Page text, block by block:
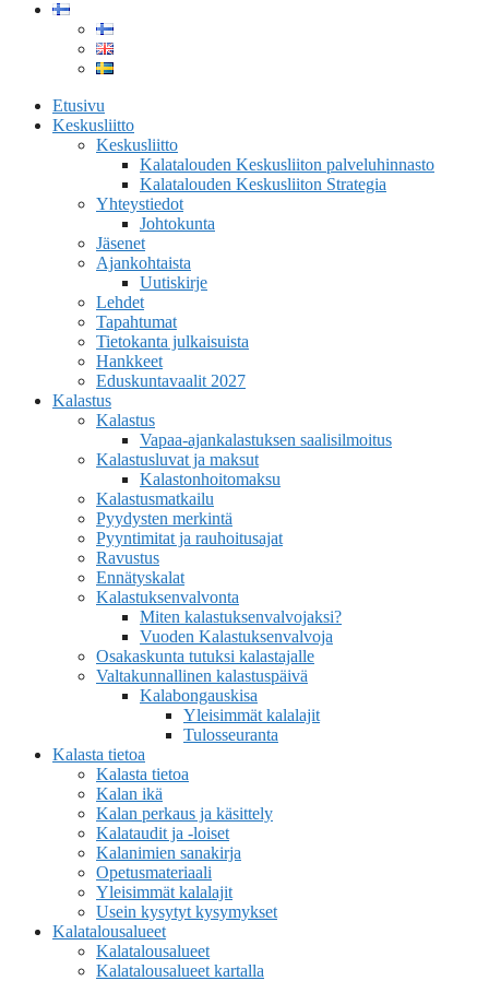
Etusivu
Keskusliitto
Keskusliitto
Kalatalouden Keskusliiton palveluhinnasto
Kalatalouden Keskusliiton Strategia
Yhteystiedot
Johtokunta
Jäsenet
Ajankohtaista
Uutiskirje
Lehdet
Tapahtumat
Tietokanta julkaisuista
Hankkeet
Eduskuntavaalit 2027
Kalastus
Kalastus
Vapaa-ajankalastuksen saalisilmoitus
Kalastusluvat ja maksut
Kalastonhoitomaksu
Kalastusmatkailu
Pyydysten merkintä
Pyyntimitat ja rauhoitusajat
Ravustus
Ennätyskalat
Kalastuksenvalvonta
Miten kalastuksenvalvojaksi?
Vuoden Kalastuksenvalvoja
Osakaskunta tutuksi kalastajalle
Valtakunnallinen kalastuspäivä
Kalabongauskisa
Yleisimmät kalalajit
Tulosseuranta
Kalasta tietoa
Kalasta tietoa
Kalan ikä
Kalan perkaus ja käsittely
Kalataudit ja -loiset
Kalanimien sanakirja
Opetusmateriaali
Yleisimmät kalalajit
Usein kysytyt kysymykset
Kalatalousalueet
Kalatalousalueet
Kalatalousalueet kartalla